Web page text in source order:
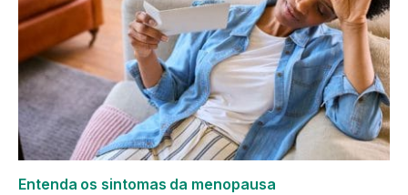
Entenda os sintomas da menopausa